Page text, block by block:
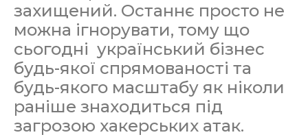
захищений. Останнє просто не
можна ігнорувати, тому що
сьогодні український бізнес
будь-якої спрямованості та
будь-якого масштабу як ніколи
раніше знаходиться під
загрозою хакерських атак.